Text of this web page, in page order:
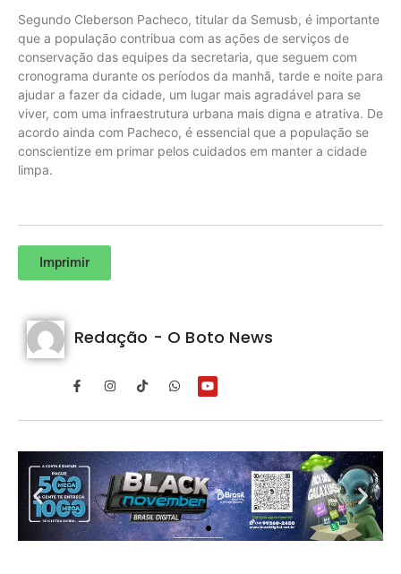
Segundo Cleberson Pacheco, titular da Semusb, é importante
que a população contribua com as ações de serviços de
conservação das equipes da secretaria, que seguem com
cronograma durante os períodos da manhã, tarde e noite para
ajudar a fazer da cidade, um lugar mais agradável para se
viver, com uma infraestrutura urbana mais digna e atrativa. De
acordo ainda com Pacheco, é essencial que a população se
conscientize em primar pelos cuidados em manter a cidade
limpa.
Imprimir
Redação - O Boto News